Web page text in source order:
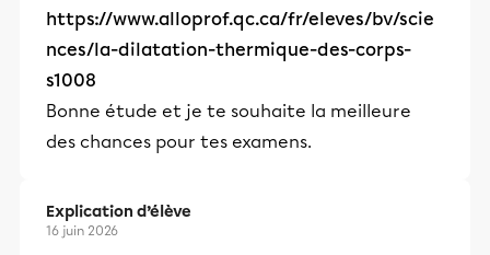
https://www.alloprof.qc.ca/fr/eleves/bv/scie
nces/la-dilatation-thermique-des-corps-
s1008
Bonne étude et je te souhaite la meilleure
des chances pour tes examens.
Explication d’élève
16 juin 2026